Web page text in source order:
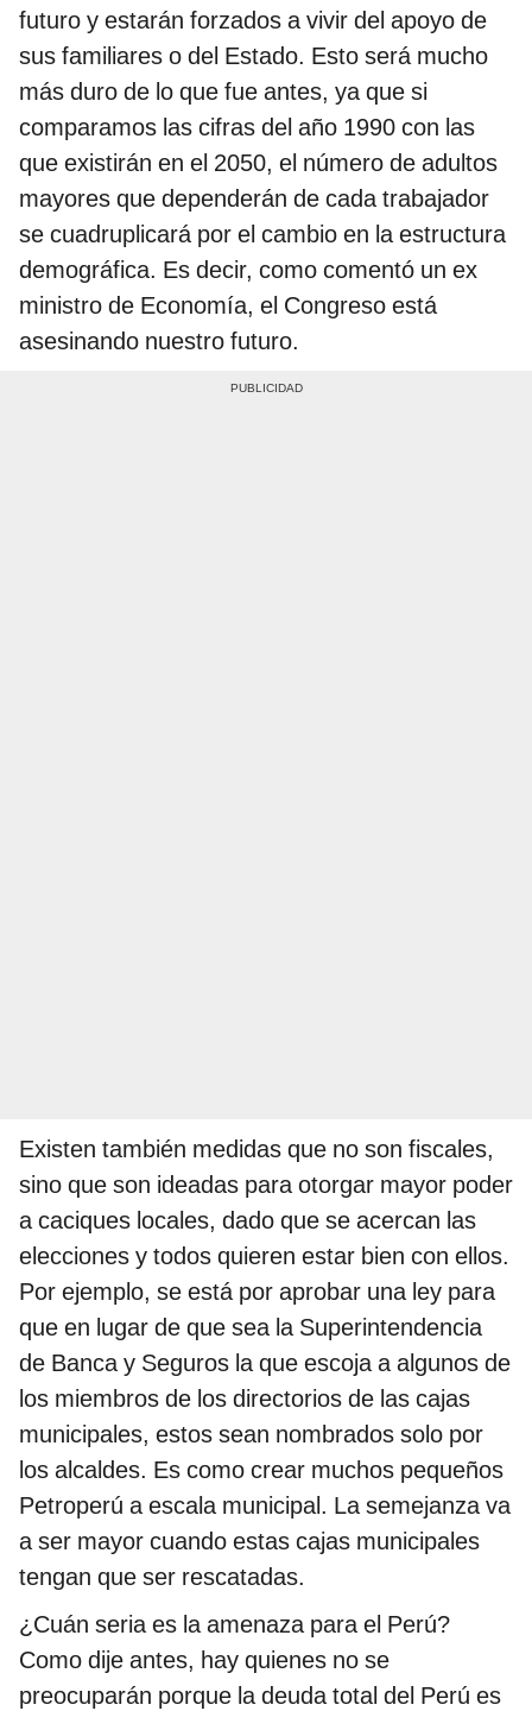
futuro y estarán forzados a vivir del apoyo de
sus familiares o del Estado. Esto será mucho
más duro de lo que fue antes, ya que si
comparamos las cifras del año 1990 con las
que existirán en el 2050, el número de adultos
mayores que dependerán de cada trabajador
se cuadruplicará por el cambio en la estructura
demográfica. Es decir, como comentó un ex
ministro de Economía, el Congreso está
asesinando nuestro futuro.
Existen también medidas que no son fiscales,
sino que son ideadas para otorgar mayor poder
a caciques locales, dado que se acercan las
elecciones y todos quieren estar bien con ellos.
Por ejemplo, se está por aprobar una ley para
que en lugar de que sea la Superintendencia
de Banca y Seguros la que escoja a algunos de
los miembros de los directorios de las cajas
municipales, estos sean nombrados solo por
los alcaldes. Es como crear muchos pequeños
Petroperú a escala municipal. La semejanza va
a ser mayor cuando estas cajas municipales
tengan que ser rescatadas.
¿Cuán seria es la amenaza para el Perú?
Como dije antes, hay quienes no se
preocuparán porque la deuda total del Perú es